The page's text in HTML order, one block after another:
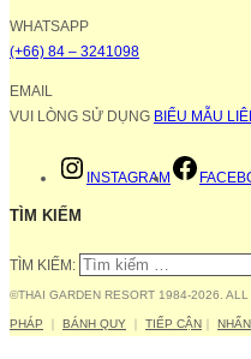
WHATSAPP
(+66) 84 – 3241098
EMAIL
VUI LÒNG SỬ DỤNG BIỂU MẪU
INSTAGRAM
TÌM KIẾM
TÌM KIẾM:
©THAI GARDEN RESORT 1984-2026.
PHÁP BÁNH QUY TIẾP CẬN NHẤN